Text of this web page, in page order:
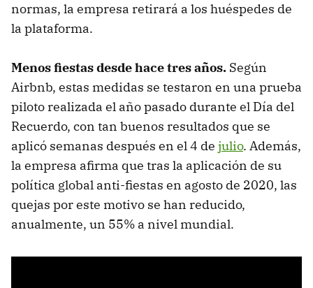
normas, la empresa retirará a los huéspedes de
la plataforma.
Menos fiestas desde hace tres años. Según
Airbnb, estas medidas se testaron en una prueba
piloto realizada el año pasado durante el Día del
Recuerdo, con tan buenos resultados que se
aplicó semanas después en el 4 de julio. Además,
la empresa afirma que tras la aplicación de su
política global anti-fiestas en agosto de 2020, las
quejas por este motivo se han reducido,
anualmente, un 55% a nivel mundial.